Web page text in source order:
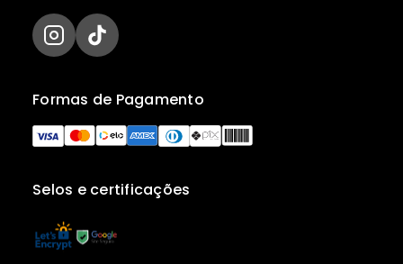
Selos e certificações
Formas de Pagamento